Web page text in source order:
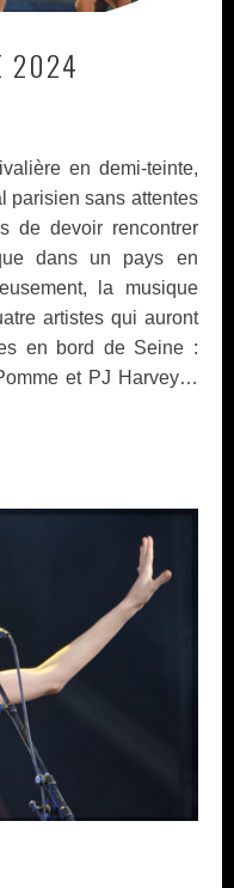
2024
en demi-teinte,
parisien sans attentes
de devoir rencontrer
dans un pays en
la musique
artistes qui auront
en bord de Seine :
et PJ Harvey…